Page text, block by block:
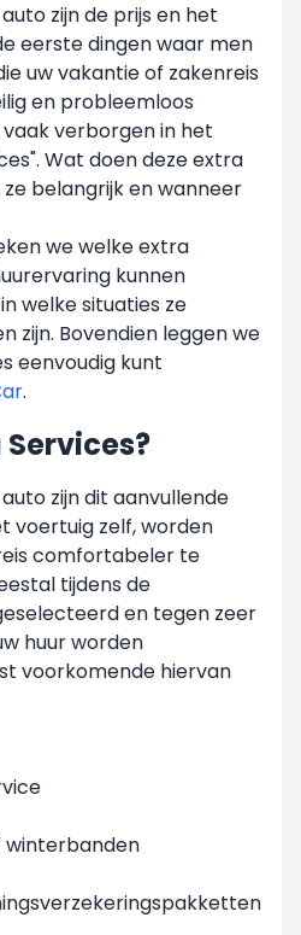
zijn de prijs en het
eerste dingen waar men
uw vakantie of zakenreis
en probleemloos
verborgen in het
Wat doen deze extra
belangrijk en wanneer
we welke extra
kunnen
welke situaties ze
zijn. Bovendien leggen we
eenvoudig kunt
.
zijn dit aanvullende
voertuig zelf, worden
comfortabeler te
tijdens de
en tegen zeer
huur worden
voorkomende hiervan
winterbanden